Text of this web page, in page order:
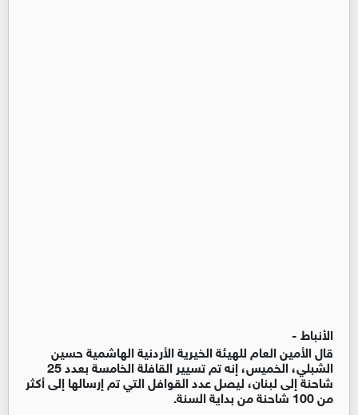
الأنباط -
قال الأمين العام للهيئة الخيرية الأردنية الهاشمية حسين
الشبلي، الخميس، إنه تم تسيير القافلة الخامسة بعدد 25
شاحنة إلى لبنان، ليصل عدد القوافل التي تم إرسالها إلى أكثر
من 100 شاحنة من بداية السنة.